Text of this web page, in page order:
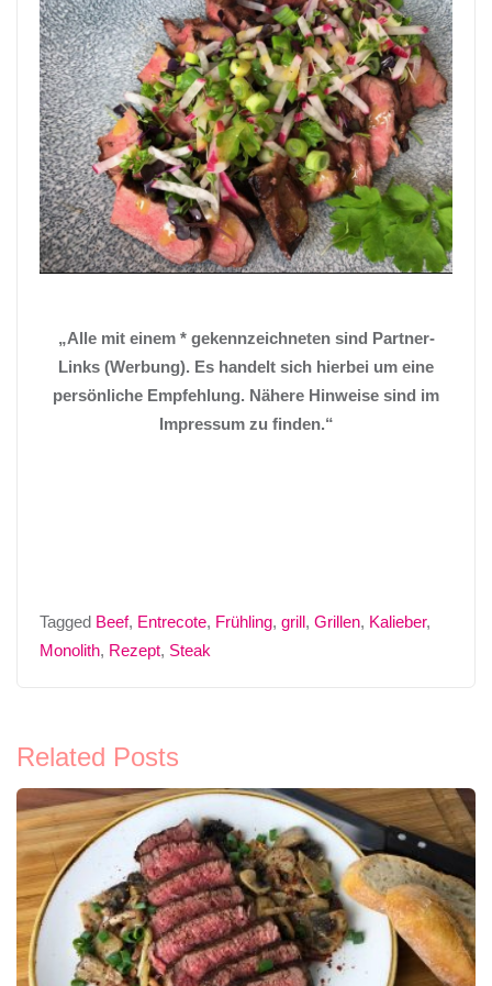
„Alle mit einem * gekennzeichneten sind Partner-
Links (Werbung). Es handelt sich hierbei um eine
persönliche Empfehlung. Nähere Hinweise sind im
Impressum zu finden.“
Tagged Beef, Entrecote, Frühling, grill, Grillen, Kalieber,
Monolith, Rezept, Steak
Related Posts